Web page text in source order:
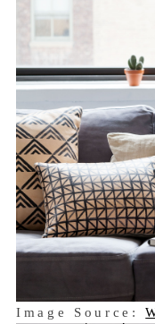
Image Source: